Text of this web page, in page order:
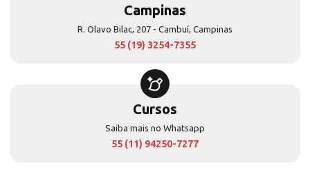
Campinas
R. Olavo Bilac, 207 - Cambuí, Campinas
55 (19) 3254-7355
Cursos
Saiba mais no Whatsapp
55 (11) 94250-7277